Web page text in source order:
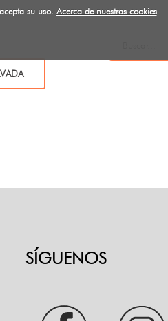
su uso. Acerca de nuestras cookies
SÍGUENOS